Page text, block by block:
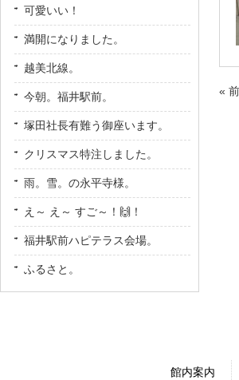
«
可愛いい！
満開になりました。
越美北線。
今朝。福井駅前。
塚田社長有難う御座います。
クリスマス特注しました。
雨。雪。の永平寺様。
え～ え～ すご～！🙌！
福井駅前ハピテラス会場。
ふるさと。
館内案内